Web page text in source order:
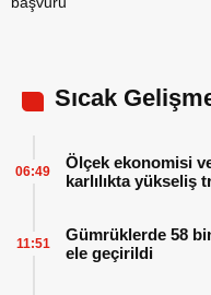
Sıcak
Ölçek ekonomisi
karlılıkta yükseliş
06:49
Gümrüklerde 58
ele geçirildi
11:51